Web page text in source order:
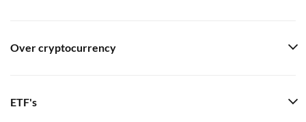
Over cryptocurrency
ETF's